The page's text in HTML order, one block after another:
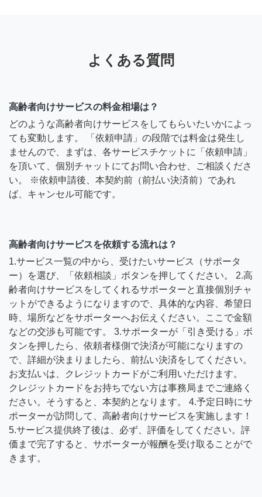
よくある質問
高齢者向けサービスの料金相場は？
どのような高齢者向けサービスをしてもらいたいかによっ
ても変動します。 「依頼申請」の段階では料金は発生し
ませんので、まずは、各サービスチケットに「依頼申請」
を頂いて、個別チャットにてお問い合わせ、ご相談くださ
い。 ※依頼申請後、本契約前（前払い決済前）であれ
ば、キャンセル可能です。
高齢者向けサービスを依頼する流れは？
1.サービス一覧の中から、受けたいサービス（サポータ
ー）を選び、「依頼相談」ボタンを押してください。 2.高
齢者向けサービスをしてくれるサポーターと直接個別チャ
ットができるようになりますので、具体的な内容、希望日
時、場所などをサポーターへお伝えください。ここで金額
などの交渉も可能です。 3.サポーターが「引き受ける」ボ
タンを押したら、依頼者様側で決済が可能になりますの
で、詳細が決まりましたら、前払い決済をしてください。
お支払いは、クレジットカードがご利用いただけます。
クレジットカードをお持ちでない方は事務局までご連絡く
ださい。そうすると、本契約となります。 4.予定日時にサ
ポーターが訪問して、高齢者向けサービスを実施します！
5.サービス提供終了後は、必ず、評価をしてください。評
価まで完了すると、サポーターが報酬を受け取ることがで
きます。